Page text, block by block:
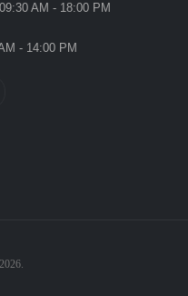
AM - 18:00 PM
- 14:00 PM